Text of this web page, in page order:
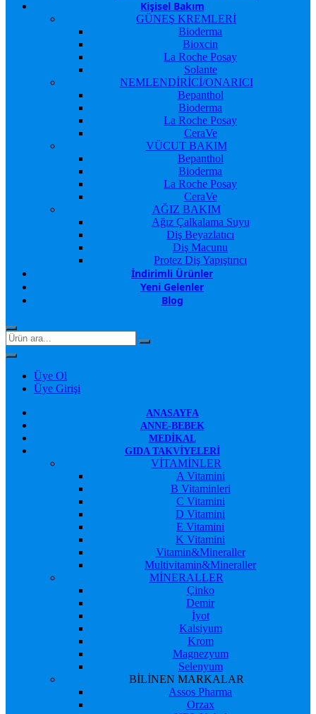
Kişisel Bakım
GÜNEŞ KREMLERİ
Bioderma
Bioxcin
La Roche Posay
Solante
NEMLENDİRİCİ/ONARICI
Bepanthol
Bioderma
La Roche Posay
CeraVe
VÜCUT BAKIM
Bepanthol
Bioderma
La Roche Posay
CeraVe
AĞIZ BAKIM
Ağız Çalkalama Suyu
Diş Beyazlatıcı
Diş Macunu
Protez Diş Yapıştırıcı
İndirimli Ürünler
Yeni Gelenler
Blog
Üye Ol
Üye Girişi
ANASAYFA
ANNE-BEBEK
MEDIKAL
GIDA TAKVIYELERI
VİTAMİNLER
A Vitamini
B Vitaminleri
C Vitamini
D Vitamini
E Vitamini
K Vitamini
Vitamin&Mineraller
Multivitamin&Mineraller
MİNERALLER
Çinko
Demir
İyot
Kalsiyum
Krom
Magnezyum
Selenyum
BİLİNEN MARKALAR
Assos Pharma
Orzax